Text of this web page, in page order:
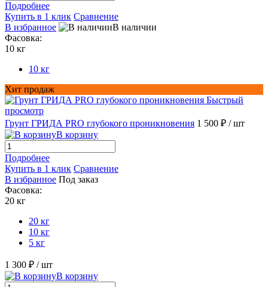
Подробнее
Купить в 1 клик Сравнение
В избранное
В наличии
Фасовка:
10 кг
10 кг
Хит продаж
Быстрый
просмотр
Грунт ГРИДА PRO глубокого проникновения 1 500 ₽ / шт
В корзину
Подробнее
Купить в 1 клик Сравнение
В избранное Под заказ
Фасовка:
20 кг
20 кг
10 кг
5 кг
1 300 ₽ / шт
В корзину